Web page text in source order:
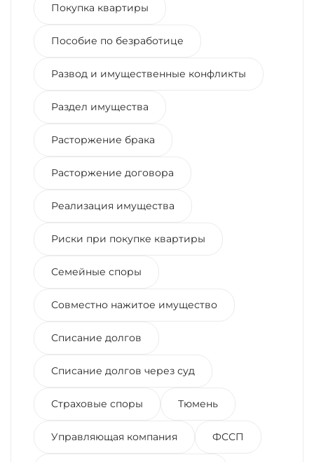
Покупка квартиры
Пособие по безработице
Развод и имущественные конфликты
Раздел имущества
Расторжение брака
Расторжение договора
Реализация имущества
Риски при покупке квартиры
Семейные споры
Совместно нажитое имущество
Списание долгов
Списание долгов через суд
Страховые споры Тюмень
Управляющая компания ФССП